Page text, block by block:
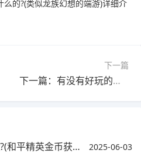
的?(类似龙族幻想的端游)详细介
下一篇
下一篇：有没有好玩的免费的生存类手机游戏?(有没有好玩的免费的生存类手机游戏软件)
平精英金币获得) 2025-06-03